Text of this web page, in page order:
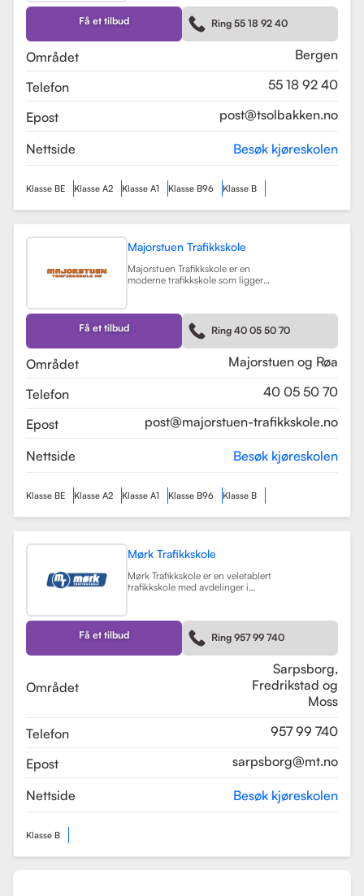
Skolen tilbyr et bredt spekter av
førerkortklasser, inkludert klasse B
for personbil, klasse A, A1, og A2 for
motorsykler, samt klasse BE og B96
Få et tilbud Ring 55 18 92 40
Området
Bergen
Telefon
55 18 92 40
Epost
post@tsolbakken.no
Nettside Besøk kjøreskolen
Klasse BE Klasse A2 Klasse A1 Klasse B96 Klasse B
Majorstuen Trafikkskole
Majorstuen Trafikkskole er en
moderne trafikkskole som ligger
etablert i 2015 og har raskt blitt
kjent for sin høye kvalitet på
opplæring. Alle instruktørene er
pedagogisk utdannet fra Nord
Universitet og Met Universitet, noe
som sikrer en profesjonell og trygg
Få et tilbud Ring 40 05 50 70
Området
Majorstuen og Røa
Telefon
40 05 50 70
Epost
post@majorstuen-trafikkskole.no
Nettside Besøk kjøreskolen
Klasse BE Klasse A2 Klasse A1 Klasse B96 Klasse B
Mørk Trafikkskole
Mørk Trafikkskole er en veletablert
trafikkskole med avdelinger i
på undervisningen, og har fått
positive tilbakemeldinger fra elever,
med vurderinger som 5.0 i
Sarpsborg og 4.4 i Fredrikstad.
Få et tilbud Ring 957 99 740
Området
Sarpsborg,
Fredrikstad og
Moss
Telefon
957 99 740
Epost
sarpsborg@mt.no
Nettside Besøk kjøreskolen
Klasse B